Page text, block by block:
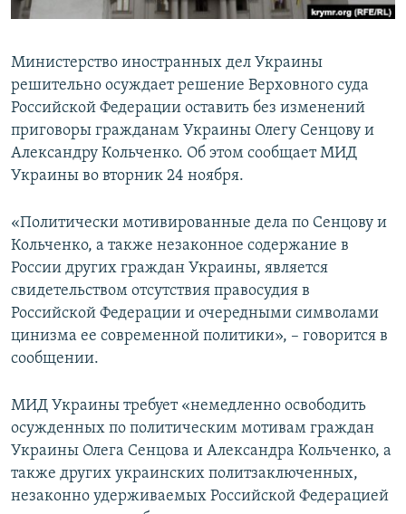
Все сайты RFE/RL
Министерство иностранных дел Украины
решительно осуждает решение Верховного суда
Российской Федерации оставить без изменений
приговоры гражданам Украины Олегу Сенцову и
Александру Кольченко. Об этом сообщает МИД
Украины во вторник 24 ноября.
«Политически мотивированные дела по Сенцову и
Кольченко, а также незаконное содержание в
России других граждан Украины, является
свидетельством отсутствия правосудия в
Российской Федерации и очередными символами
цинизма ее современной политики», – говорится в
сообщении.
МИД Украины требует «немедленно освободить
осужденных по политическим мотивам граждан
Украины Олега Сенцова и Александра Кольченко, а
также других украинских политзаключенных,
незаконно удерживаемых Российской Федерацией